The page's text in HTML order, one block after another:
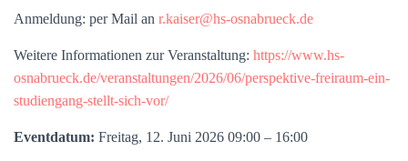
Anmeldung: per Mail an r.kaiser@hs-osnabrueck.de
Weitere Informationen zur Veranstaltung: https://www.hs-
osnabrueck.de/veranstaltungen/2026/06/perspektive-freiraum-ein-
studiengang-stellt-sich-vor/
Eventdatum: Freitag, 12. Juni 2026 09:00 – 16:00